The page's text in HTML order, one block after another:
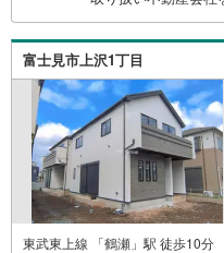
材を使用してインス
富士見市上沢1丁目
東武東上線 「鶴瀬」駅 徒歩10分